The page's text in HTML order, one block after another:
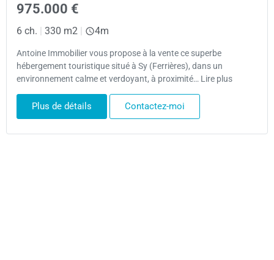
975.000 €
6 ch. | 330 m2 | 4m
Antoine Immobilier vous propose à la vente ce superbe
hébergement touristique situé à Sy (Ferrières), dans un
environnement calme et verdoyant, à proximité… Lire plus
Plus de détails Contactez-moi